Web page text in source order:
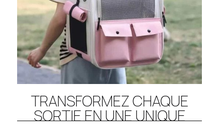
TRANSFORMEZ CHAQUE
SORTIE EN UNE UNIQUE